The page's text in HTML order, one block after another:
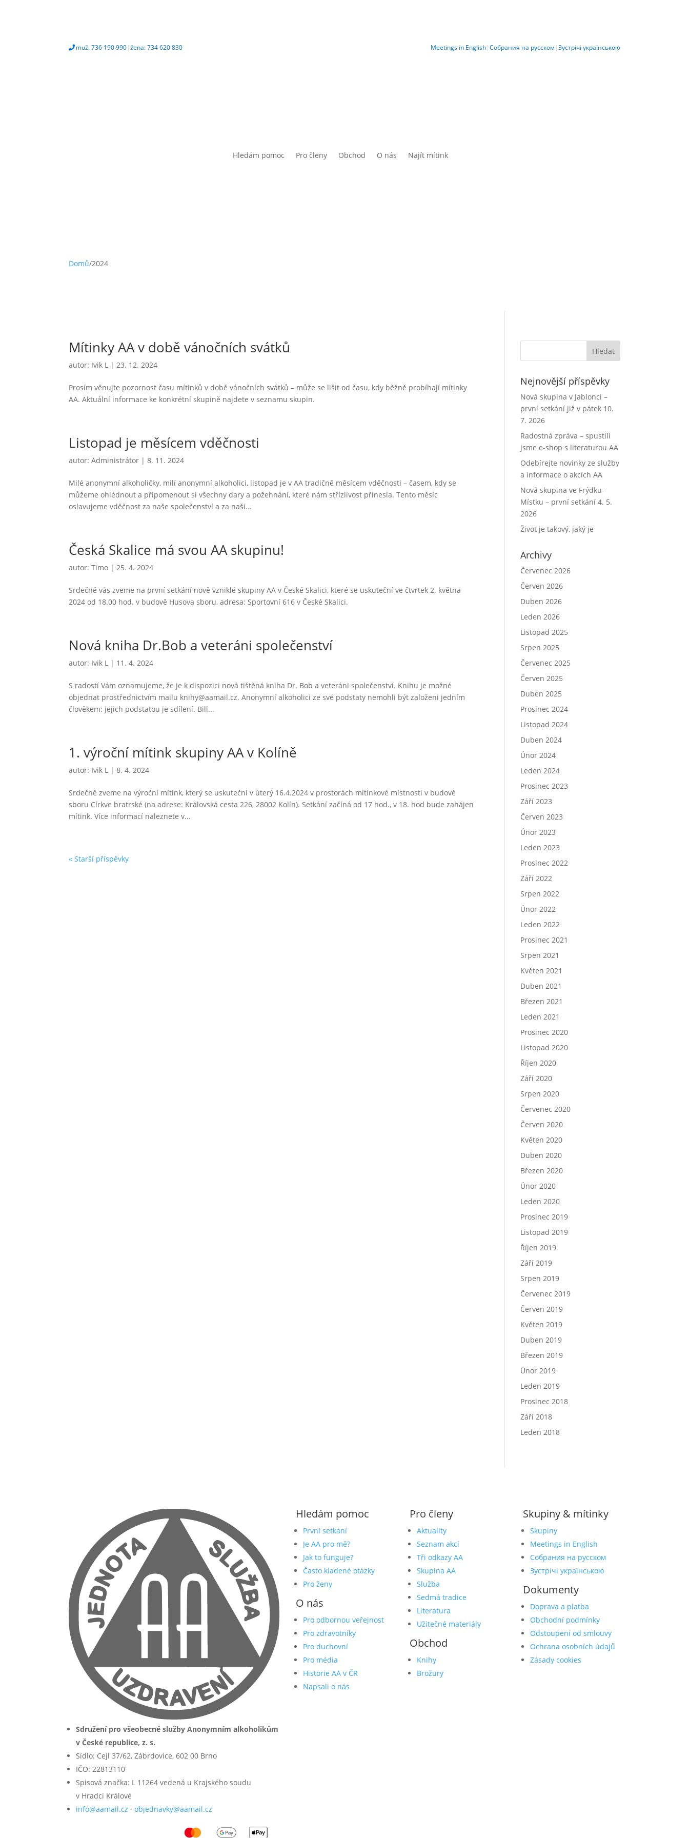
muž: 736 190 990|žena: 734 620 830 Meetings in English|Собрания на русском |Зустрічі українською
Hledám pomoc Pro členy Obchod O nás Najít mítink
Domů/2024
Mítinky AA v době vánočních svátků
autor: Ivik L | 23. 12. 2024
Prosím věnujte pozornost času mítinků v době vánočních svátků – může se lišit od času, kdy běžně probíhají mítinky
AA. Aktuální informace ke konkrétní skupině najdete v seznamu skupin.
Listopad je měsícem vděčnosti
autor:Administrátor |8. 11. 2024
Milé anonymní alkoholičky, milí anonymní alkoholici, listopad je v AA tradičně měsícem vděčnosti – časem, kdy se
můžeme ohlédnout a připomenout si všechny dary a požehnání, které nám střízlivost přinesla. Tento měsíc
oslavujeme vděčnost za naše společenství a za naši...
Česká Skalice má svou AA skupinu!
autor:Timo | 25. 4. 2024
Srdečně vás zveme na první setkání nově vzniklé skupiny AA v České Skalici, které se uskuteční ve čtvrtek 2. května
2024 od 18.00 hod. v budově Husova sboru, adresa: Sportovní 616 v České Skalici.
Nová kniha Dr.Bob a veteráni společenství
autor: Ivik L | 11. 4. 2024
S radostí Vám oznamujeme, že je k dispozici nová tištěná kniha Dr. Bob a veteráni společenství. Knihu je možné
objednat prostřednictvím mailu knihy@aamail.cz. Anonymní alkoholici ze své podstaty nemohli být založeni jedním
člověkem: jejich podstatou je sdílení. Bill...
1. výroční mítink skupiny AA v Kolíně
autor: Ivik L |8. 4. 2024
Srdečně zveme na výroční mítink, který se uskuteční v úterý 16.4.2024 v prostorách mítinkové místnosti v budově
sboru Církve bratrské (na adrese: Královská cesta 226, 28002 Kolín). Setkání začíná od 17 hod., v 18. hod bude zahájen
mítink. Více informací naleznete v...
« Starší příspěvky
Nejnovější příspěvky
Nová skupina v Jablonci –
první setkání již v pátek 10.
7. 2026
Radostná zpráva – spustili
jsme e-shop s literaturou AA
Odebírejte novinky ze služby
a informace o akcích AA
Nová skupina ve Frýdku-
Místku – první setkání 4. 5.
2026
Život je takový, jaký je
Archivy
Červenec 2026
Červen 2026
Duben 2026
Leden 2026
Listopad 2025
Srpen 2025
Červenec 2025
Červen 2025
Duben 2025
Prosinec 2024
Listopad 2024
Duben 2024
Únor 2024
Leden 2024
Prosinec 2023
Září 2023
Červen 2023
Únor 2023
Leden 2023
Prosinec 2022
Září 2022
Srpen 2022
Únor 2022
Leden 2022
Prosinec 2021
Srpen 2021
Květen 2021
Duben 2021
Březen 2021
Leden 2021
Prosinec 2020
Listopad 2020
Říjen 2020
Září 2020
Srpen 2020
Červenec 2020
Červen 2020
Květen 2020
Duben 2020
Březen 2020
Únor 2020
Leden 2020
Prosinec 2019
Listopad 2019
Říjen 2019
Září 2019
Srpen 2019
Červenec 2019
Červen 2019
Květen 2019
Duben 2019
Březen 2019
Únor 2019
Leden 2019
Prosinec 2018
Září 2018
Leden 2018
Sdružení pro všeobecné služby Anonymním alkoholikům
v České republice, z. s.
Sídlo: Cejl 37/62, Zábrdovice, 602 00 Brno
IČO: 22813110
Spisová značka: L 11264 vedená u Krajského soudu
v Hradci Králové
info@aamail.cz ·objednavky@aamail.cz
Hledám pomoc
První setkání
Je AA pro mě?
Jak to funguje?
Často kladené otázky
Pro ženy
O nás
Pro odbornou veřejnost
Pro zdravotníky
Pro duchovní
Pro média
Historie AA v ČR
Napsali o nás
Pro členy
Aktuality
Seznam akcí
Tři odkazy AA
Skupina AA
Služba
Sedmá tradice
Literatura
Užitečné materiály
Obchod
Knihy
Brožury
Skupiny & mítinky
Skupiny
Meetings in English
Собрания на русском
Зустрічі українською
Dokumenty
Doprava a platba
Obchodní podmínky
Odstoupení od smlouvy
Ochrana osobních údajů
Zásady cookies